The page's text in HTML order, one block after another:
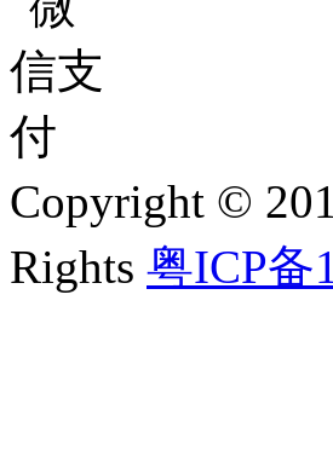
Copyright ©
Rights 粤ICP备